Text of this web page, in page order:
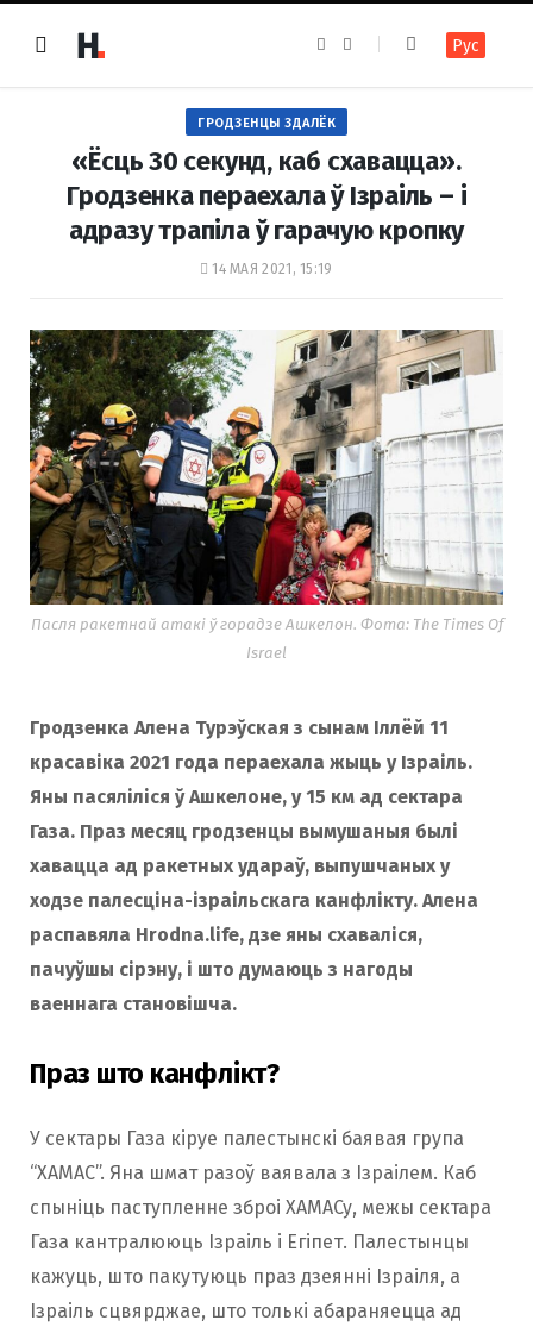
e
b
o
o
k
t
a
m
Рус
ГРОДЗЕНЦЫ ЗДАЛЁК
«Ёсць 30 секунд, каб схавацца».
Гродзенка пераехала ў Ізраіль – і
адразу трапіла ў гарачую кропку
14 МАЯ 2021, 15:19
Пасля ракетнай атакі ў горадзе Ашкелон. Фота: The Times Of
Israel
Гродзенка Алена Турэўская з сынам Іллёй 11
красавіка 2021 года пераехала жыць у Ізраіль.
Яны пасяліліся ў Ашкелоне, у 15 км ад сектара
Газа. Праз месяц гродзенцы вымушаныя былі
хавацца ад ракетных удараў, выпушчаных у
ходзе палесціна-ізраільскага канфлікту. Алена
распавяла Hrodna.life, дзе яны схаваліся,
пачуўшы сірэну, і што думаюць з нагоды
ваеннага становішча.
Праз што канфлікт?
У сектары Газа кіруе палестынскі баявая група
“ХАМАС”. Яна шмат разоў ваявала з Ізраілем. Каб
спыніць паступленне зброі ХАМАСу, межы сектара
Газа кантралююць Ізраіль і Егіпет. Палестынцы
кажуць, што пакутуюць праз дзеянні Ізраіля, а
Ізраіль сцвярджае, што толькі абараняецца ад